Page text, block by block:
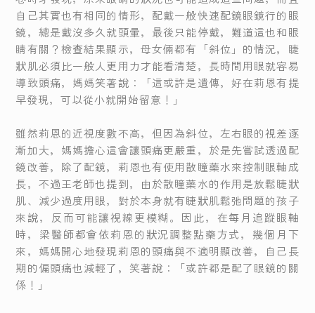
自己其實也有相同的情形，配戴一般快速配鏡眼鏡行的眼
鏡，總是戴沒多久就頭暈，最後只能停戴，難道這也和眼
睛有關？檢查結果顯示，母女倆都有「斜位」的情況，睫
狀肌必須比一般人更用力才能看清楚，長時間用眼就容易
導致頭痛，媽媽笑著說：「這或許是遺傳，好在莉恩有提
早發現，可以從小就開始留意！」
雖然莉恩的近視度數不高，但因為斜位，左右眼的視差逐
漸加大，媽媽擔心這會讓頭痛更嚴重，於是先嘗試透過配
鏡改善，除了配鏡，莉恩也有使用散瞳藥水來控制眼軸成
長，不過王老師也提到，由於散瞳藥水的作用是放鬆睫狀
肌、減少過度用眼，對於本身就有睫狀肌鬆弛問題的孩子
來說，反而可能讓視線更模糊。因此，在每月追蹤眼軸
時，梁醫師都會依莉恩的狀況調整點藥方式，幾個月下
來，媽媽開心地發現莉恩的頭痛與不適明顯改善，自己長
期的偏頭痛也減輕了，笑著說：「或許都是配了眼鏡的關
係！」